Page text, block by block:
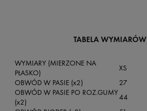
TABELA WYMIARÓW
WYMIARY (MIERZONE NA
PŁASKO)
XS
OBWÓD W PASIE (x2)
27
OBWÓD W PASIE PO ROZ.GUMY
(x2)
44